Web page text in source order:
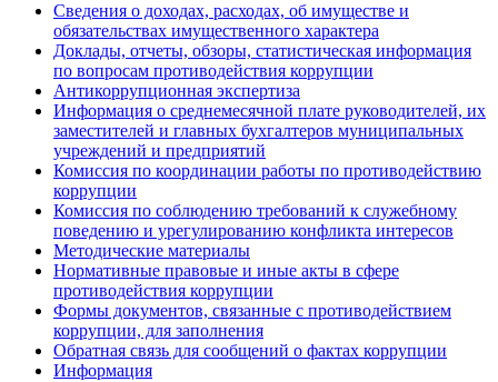
Сведения о доходах, расходах, об имуществе и
обязательствах имущественного характера
Доклады, отчеты, обзоры, статистическая информация
по вопросам противодействия коррупции
Антикоррупционная экспертиза
Информация о среднемесячной плате руководителей, их
заместителей и главных бухгалтеров муниципальных
учреждений и предприятий
Комиссия по координации работы по противодействию
коррупции
Комиссия по соблюдению требований к служебному
поведению и урегулированию конфликта интересов
Методические материалы
Нормативные правовые и иные акты в сфере
противодействия коррупции
Формы документов, связанные с противодействием
коррупции, для заполнения
Обратная связь для сообщений о фактах коррупции
Информация